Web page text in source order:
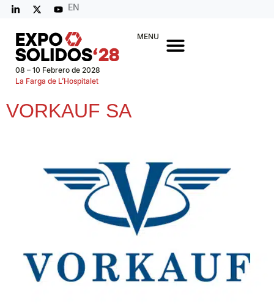
EN
08 – 10 Febrero de 2028
La Farga de L’Hospitalet
MENU
VORKAUF SA